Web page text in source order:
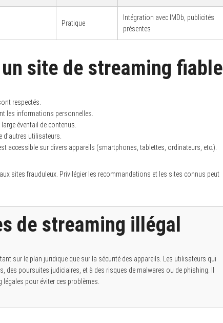
Pratique
Intégration avec IMDb, publicités
présentes
site de streaming fiable
respectés.
les informations personnelles.
éventail de contenus.
d’autres utilisateurs.
accessible sur divers appareils (smartphones, tablettes, ordinateurs, etc.).
sites frauduleux. Privilégier les recommandations et les sites connus peut
de streaming illégal
sur le plan juridique que sur la sécurité des appareils. Les utilisateurs qui
des poursuites judiciaires, et à des risques de malwares ou de phishing. Il
pour éviter ces problèmes.